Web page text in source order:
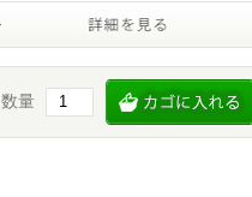
数量